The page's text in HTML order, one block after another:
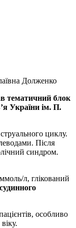
Долженко
тематичний блок
України ім. П.
циклу.
Після
синдром.
л, глікований
­особливо